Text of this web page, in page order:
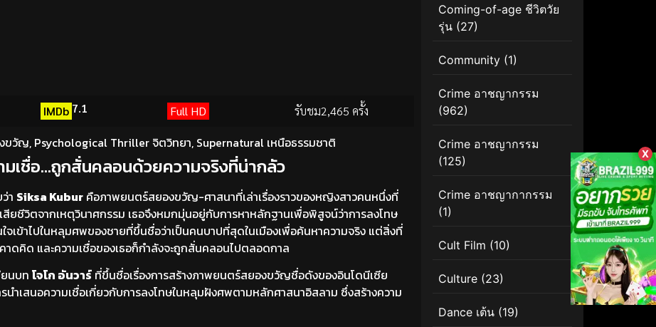
IMDb 7.1 Full HD รับชม2,465 ครั้ง
ขวัญ, Psychological Thriller จิตวิทยา, Supernatural เหนือธรรมชาติ
มเชื่อ…ถูกสั่นคลอนด้วยความจริงที่น่ากลัว
า Siksa Kubur คือภาพยนตร์สยองขวัญ-ศาสนาที่เล่าเรื่องราวของหญิงสาวคนหนึ่งที่
ยชีวิตจากเหตุวินาศกรรม เธอจึงหมกมุ่นอยู่กับการหาหลักฐานเพื่อพิสูจน์ว่าการลงโทษ
เข้าไปในหลุมศพของชายที่ขึ้นชื่อว่าเป็นคนบาปที่สุดในเมืองเพื่อค้นหาความจริง แต่สิ่งที่
ดคิด และความเชื่อของเธอก็กำลังจะถูกสั่นคลอนไปตลอดกาล
นบท โจโก อันวาร์ ที่ขึ้นชื่อเรื่องการสร้างภาพยนตร์สยองขวัญชื่อดังของอินโดนีเซีย
รนำเสนอความเชื่อเกี่ยวกับการลงโทษในหลุมฝังศพตามหลักศาสนาอิสลาม ซึ่งสร้างความ
Coming-of-age ชีวิตวัย
รุ่น (27)
Community (1)
Crime อาชญากรรม
(962)
Crime อาชญากรรม
(125)
Crime อาชญากากรรม
(1)
Cult Film (10)
Culture (23)
Dance เต้น (19)
X